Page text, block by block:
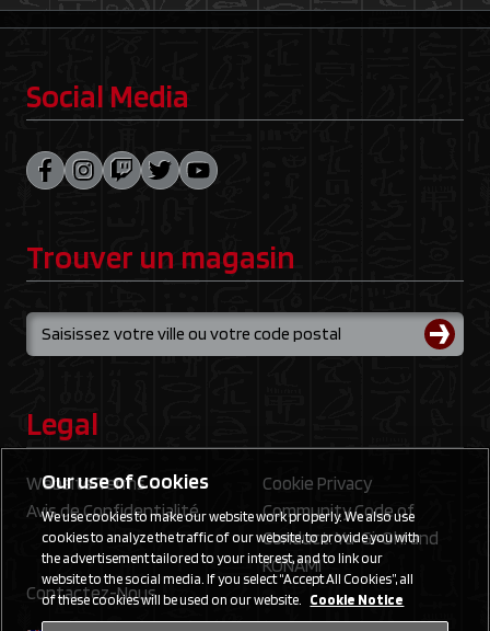
Social Media
Trouver un magasin
Legal
Website Terms
Cookie Privacy
Avis de Confidentialité
Community Code of
Conduct: Yu‑Gi‑Oh! and
KONAMI
Contactez-Nous
Our use of Cookies
We use cookies to make our website work properly. We also use
cookies to analyze the traffic of our website, to provide you with
the advertisement tailored to your interest, and to link our
website to the social media. If you select “Accept All Cookies”, all
of these cookies will be used on our website. Cookie Notice